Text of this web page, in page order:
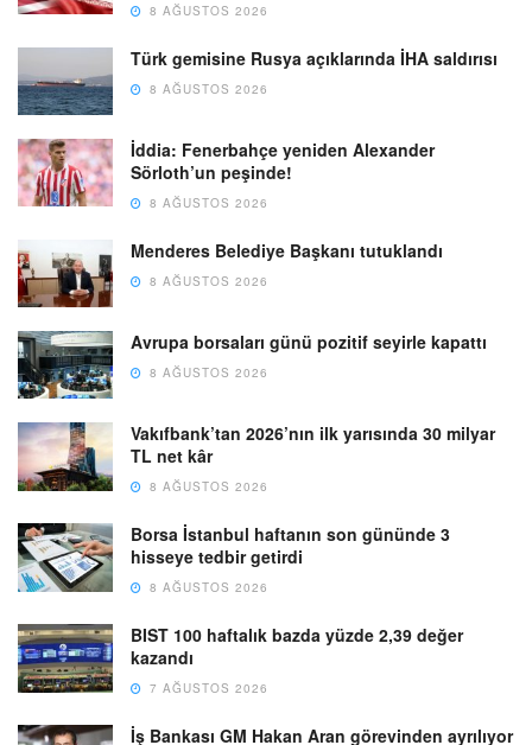
8 AĞUSTOS 2026
Türk gemisine Rusya açıklarında İHA saldırısı
8 AĞUSTOS 2026
İddia: Fenerbahçe yeniden Alexander
Sörloth’un peşinde!
8 AĞUSTOS 2026
Menderes Belediye Başkanı tutuklandı
8 AĞUSTOS 2026
Avrupa borsaları günü pozitif seyirle kapattı
8 AĞUSTOS 2026
Vakıfbank’tan 2026’nın ilk yarısında 30 milyar
TL net kâr
8 AĞUSTOS 2026
Borsa İstanbul haftanın son gününde 3
hisseye tedbir getirdi
8 AĞUSTOS 2026
BIST 100 haftalık bazda yüzde 2,39 değer
kazandı
7 AĞUSTOS 2026
İş Bankası GM Hakan Aran görevinden ayrılıyor